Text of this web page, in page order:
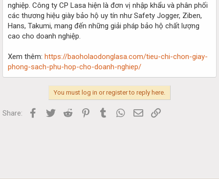
nghiệp. Công ty CP Lasa hiện là đơn vị nhập khẩu và phân phối
các thương hiệu giày bảo hộ uy tín như Safety Jogger, Ziben,
Hans, Takumi, mang đến những giải pháp bảo hộ chất lượng
cao cho doanh nghiệp.
Xem thêm: https://baoholaodonglasa.com/tieu-chi-chon-giay-
phong-sach-phu-hop-cho-doanh-nghiep/
You must log in or register to reply here.
Share: Facebook
Twitter Reddit PinterestTumblr WhatsApp
Email